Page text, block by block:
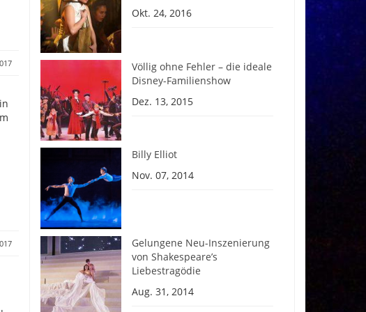
Okt. 24, 2016
Völlig ohne Fehler – die ideale
Disney-Familienshow
Dez. 13, 2015
Billy Elliot
Nov. 07, 2014
Gelungene Neu-Inszenierung
von Shakespeare’s
Liebestragödie
Aug. 31, 2014